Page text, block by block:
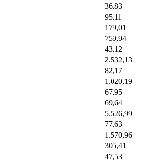
36,83
95,11
179,01
759,94
43,12
2.532,13
82,17
1.020,19
67,95
69,64
5.526,99
77,63
1.570,96
305,41
47,53